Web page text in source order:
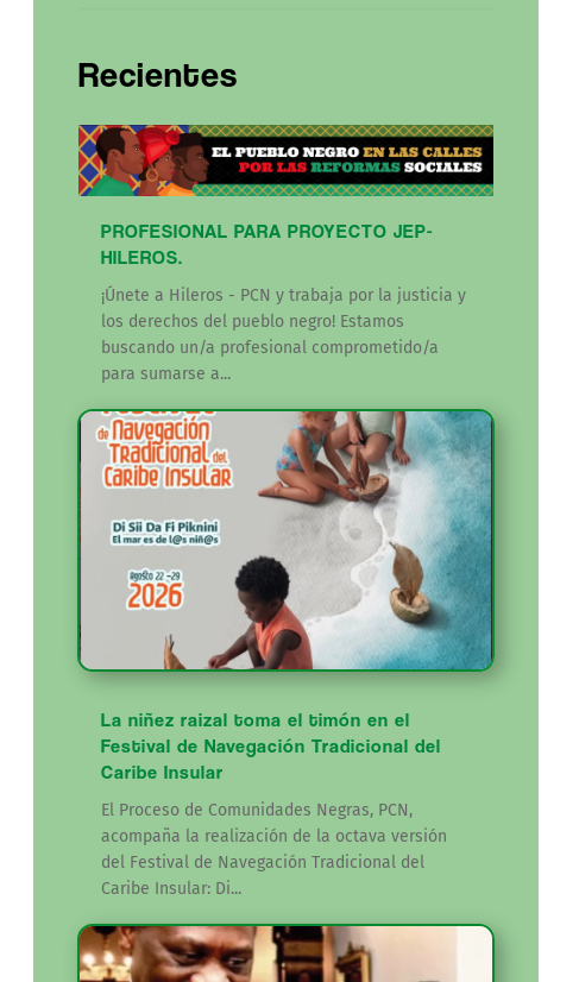
Recientes
PROFESIONAL PARA PROYECTO JEP-
HILEROS.
¡Únete a Hileros - PCN y trabaja por la justicia y
los derechos del pueblo negro! Estamos
buscando un/a profesional comprometido/a
para sumarse a...
La niñez raizal toma el timón en el
Festival de Navegación Tradicional del
Caribe Insular
El Proceso de Comunidades Negras, PCN,
acompaña la realización de la octava versión
del Festival de Navegación Tradicional del
Caribe Insular: Di...